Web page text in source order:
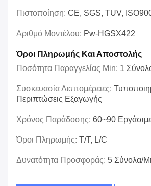
Πιστοποίηση: CE, SGS, TUV,
Αριθμό Μοντέλου: Pw-HGSX422
Όροι Πληρωμής Και Αποστολής
Ποσότητα Παραγγελίας Min: 1
Συσκευασία Λεπτομέρειες:
Περιπτώσεις Εξαγωγής
Χρόνος Παράδοσης: 60~90
Όροι Πληρωμής: T/T, L/C
Δυνατότητα Προσφοράς: 5 Σύνολα/